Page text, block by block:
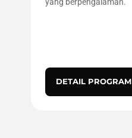
DETAIL PROGRAM